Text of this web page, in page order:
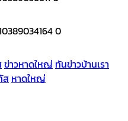
ข่าวหาดใหญ่ ทันข่าวบ้านเรา
ส หาดใหญ่